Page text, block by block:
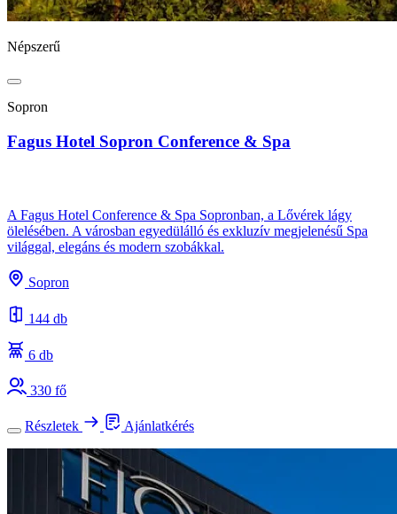
Népszerű
Sopron
Fagus Hotel Sopron Conference & Spa
A Fagus Hotel Conference & Spa Sopronban, a Lővérek lágy
ölelésében. A városban egyedülálló és exkluzív megjelenésű Spa
világgal, elegáns és modern szobákkal.
Sopron
144 db
6 db
330 fő
Részletek Ajánlatkérés